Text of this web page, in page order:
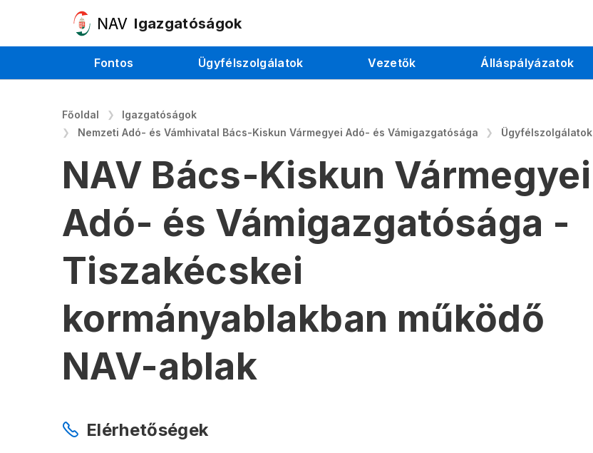
Igazgatóságok
Fontos Ügyfélszolgálatok Vezetők Álláspályázatok
Főoldal
Igazgatóságok
Nemzeti Adó- és Vámhivatal Bács-Kiskun Vármegyei Adó- és Vámigazgatósága
Ügyfélszolgálatok
NAV Bács-Kiskun Vármegyei
Adó- és Vámigazgatósága -
Tiszakécskei
kormányablakban működő
NAV-ablak
Elérhetőségek